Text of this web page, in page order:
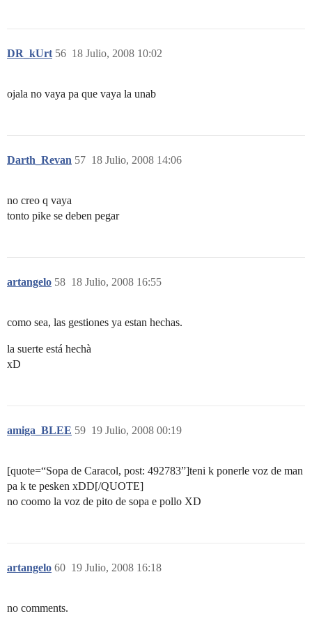
DR_kUrt 18 Julio, 2008 10:02
56
ojala no vaya pa que vaya la unab
Darth_Revan 18 Julio, 2008 14:06
57
no creo q vaya
tonto pike se deben pegar
artangelo 18 Julio, 2008 16:55
58
como sea, las gestiones ya estan hechas.
la suerte está hechà
xD
amiga_BLEE 19 Julio, 2008 00:19
59
[quote=“Sopa de Caracol, post: 492783”]teni k ponerle voz de man
pa k te pesken xDD[/QUOTE]
no coomo la voz de pito de sopa e pollo XD
artangelo 19 Julio, 2008 16:18
60
no comments.